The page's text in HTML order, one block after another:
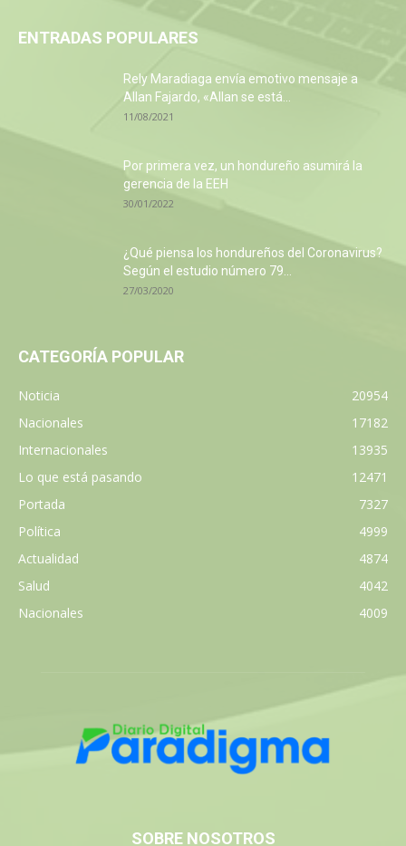
ENTRADAS POPULARES
Rely Maradiaga envía emotivo mensaje a
Allan Fajardo, «Allan se está...
11/08/2021
Por primera vez, un hondureño asumirá la
gerencia de la EEH
30/01/2022
¿Qué piensa los hondureños del Coronavirus?
Según el estudio número 79...
27/03/2020
CATEGORÍA POPULAR
Noticia
20954
Nacionales
17182
Internacionales
13935
Lo que está pasando
12471
Portada
7327
Política
4999
Actualidad
4874
Salud
4042
Nacionales
4009
SOBRE NOSOTROS